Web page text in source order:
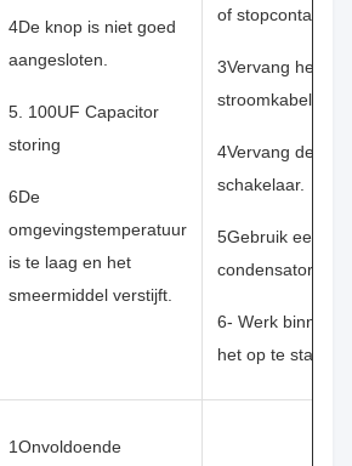
4De knop is niet goed
aangesloten.
5. 100UF Capacitor
storing
6De
omgevingstemperatuur
is te laag en het
smeermiddel verstijft.
of stopcontact
3Vervang het
stroomkabel.
4Vervang de
schakelaar.
5Gebruik een
condensator.
6- Werk binnen
het op te starten.
1Onvoldoende